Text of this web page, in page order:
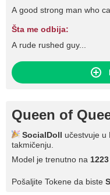
A good strong man who
Šta me odbija:
A rude rushed guy...
Queen of
SocialDoll učestvuje u
takmičenju.
Model je trenutno na
Pošaljite Tokene da biste